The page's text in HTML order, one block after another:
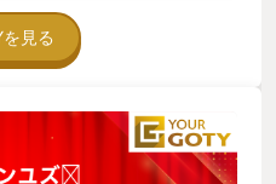
動かしたかったACを動かせ
きが重かったり、ブーストす
ものがありましたが、今作で
少ないこと」です。 今回はパ
あるため、やりたいことがと
切なポイントであります。 ま
見る